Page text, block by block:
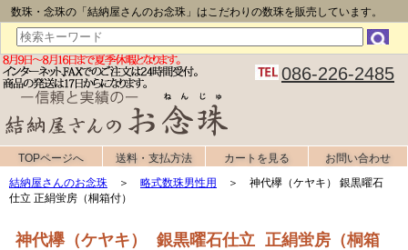
数珠・念珠の「結納屋さんのお念珠」はこだわりの数珠を販売しています。
086-226-2485
TOPページへ 送料・支払方法 カートを見る
お問い合わせ
結納屋さんのお念珠 ＞ 略式数珠男性用
＞ 神代欅（ケヤキ） 銀黒曜石
仕立 正絹蛍房（桐箱付）
神代欅（ケヤキ） 銀黒曜石仕立 正絹蛍房（桐箱